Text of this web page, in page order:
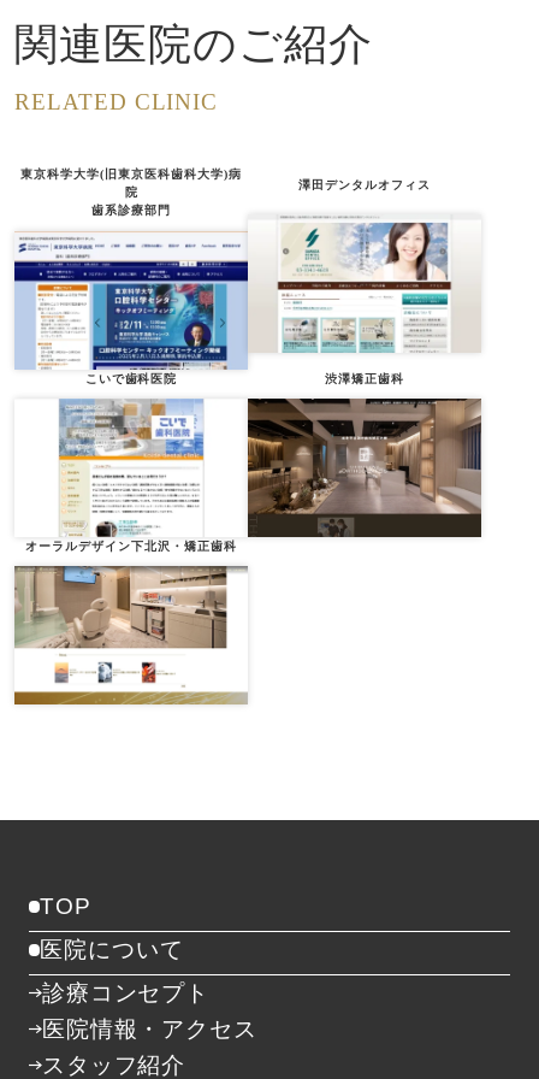
関連医院のご紹介
RELATED CLINIC
東京科学大学(旧東京医科歯科大学)病
院
歯系診療部門
澤田デンタルオフィス
こいで歯科医院 渋澤矯正歯科
オーラルデザイン下北沢・矯正歯科
TOP
医院について
診療コンセプト
医院情報・アクセス
スタッフ紹介